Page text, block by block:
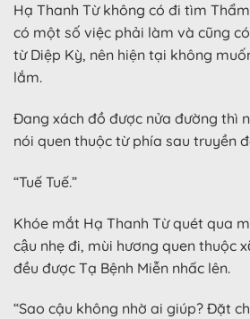
Hạ Thanh Từ không có đi tìm
có một số việc phải làm và cũng
từ Diệp Kỳ, nên hiện tại không
lắm.
Đang xách đồ được nửa đường thì
nói quen thuộc từ phía sau truyền
“Tuế Tuế.”
Khóe mắt Hạ Thanh Từ quét qua
cậu nhẹ đi, mùi hương quen thuộc
đều được Tạ Bệnh Miễn nhấc lên.
“Sao cậu không nhờ ai giúp? Đặt